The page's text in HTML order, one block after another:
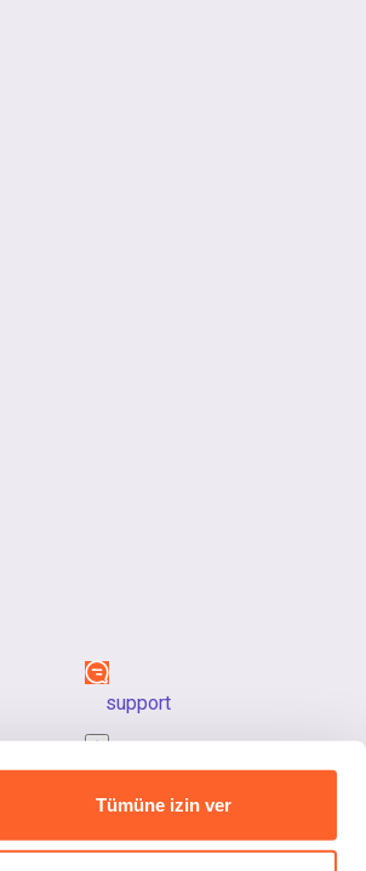
Tümüne izin ver
support